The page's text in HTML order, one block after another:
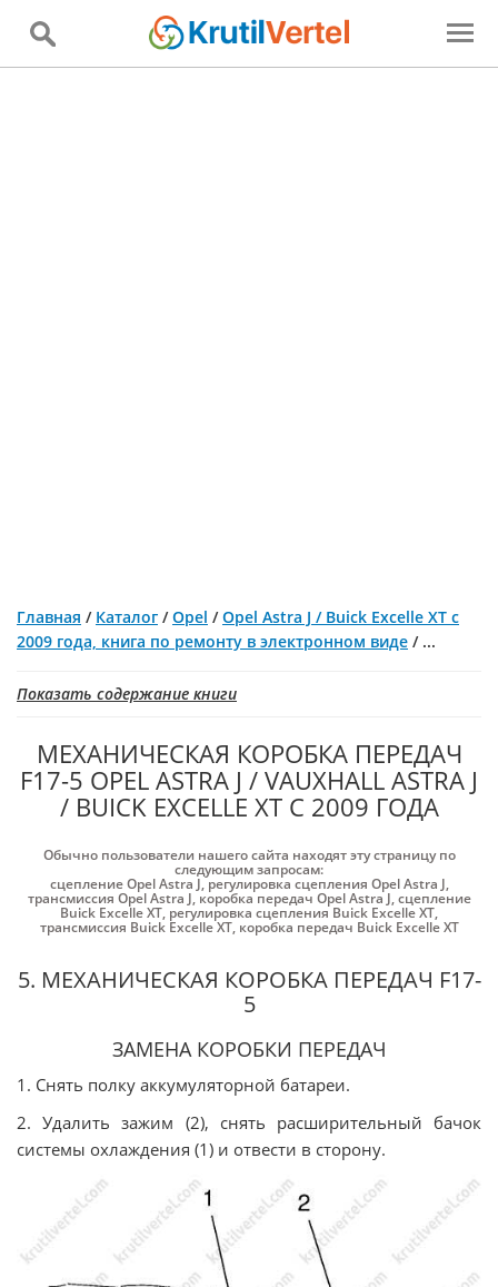
Главная / Каталог /Opel /Opel Astra J / Buick Excelle XT с
2009 года, книга по ремонту в электронном виде / ...
Показать содержание книги
МЕХАНИЧЕСКАЯ КОРОБКА ПЕРЕДАЧ
F17-5 OPEL ASTRA J / VAUXHALL ASTRA J
/ BUICK EXCELLE XT С 2009 ГОДА
Обычно пользователи нашего сайта находят эту страницу по
следующим запросам:
сцепление Opel Astra J,регулировка сцепления Opel Astra J,
трансмиссия Opel Astra J, коробка передач Opel Astra J,сцепление
Buick Excelle XT, регулировка сцепления Buick Excelle XT,
трансмиссия Buick Excelle XT, коробка передач Buick Excelle XT
5. МЕХАНИЧЕСКАЯ КОРОБКА ПЕРЕДАЧ F17-
5
ЗАМЕНА КОРОБКИ ПЕРЕДАЧ
1. Снять полку аккумуляторной батареи.
2. Удалить зажим (2), снять расширительный бачок
системы охлаждения (1) и отвести в сторону.